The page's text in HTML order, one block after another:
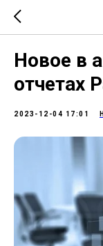
Новое в
отчетах
2023-12-04 17:01